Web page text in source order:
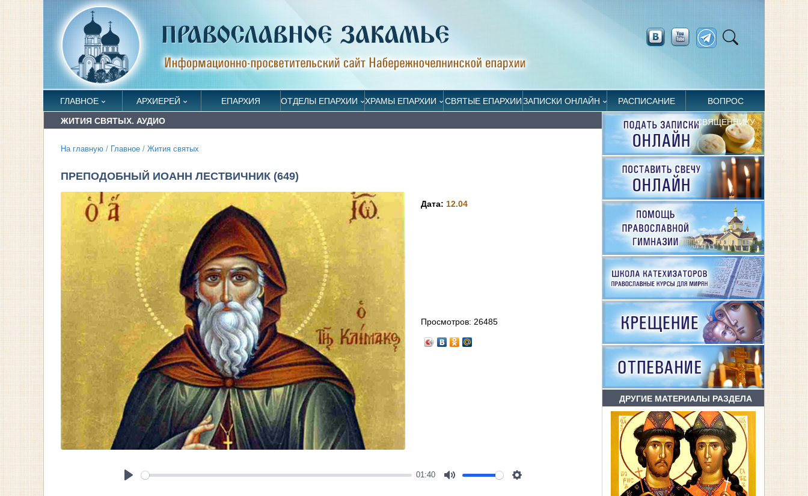
ГЛАВНОЕ АРХИЕРЕЙ ЕПАРХИЯ ОТДЕЛЫ ЕПАРХИИ ХРАМЫ ЕПАРХИИ СВЯТЫЕ ЕПАРХИИЗАПИСКИ ОНЛАЙН РАСПИСАНИЕ ВОПРОС
СВЯЩЕННИКУ
ЖИТИЯ СВЯТЫХ. АУДИО
На главную / Главное / Жития святых
ПРЕПОДОБНЫЙ ИОАНН ЛЕСТВИЧНИК (649)
Дата: 12.04
Просмотров: 26485
01:40
ДРУГИЕ МАТЕРИАЛЫ РАЗДЕЛА